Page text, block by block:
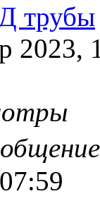
трубы
2023,